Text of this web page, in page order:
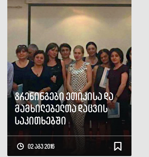
ტრენინგები ეთიკისა და
მამხილებელთა დაცვის
საკითხებში
02 აგვ 2016